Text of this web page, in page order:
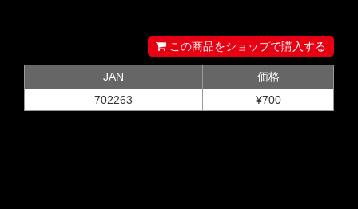
この商品をショップで購入する
JAN
価格
702263
¥700